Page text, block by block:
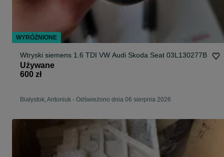
Wtryski siemens 1.6 TDI VW Audi Skoda Seat 03L130277B
Używane
600 zł
Białystok, Antoniuk - Odświeżono dnia 06 sierpnia 2026
WYRÓŻNIONE